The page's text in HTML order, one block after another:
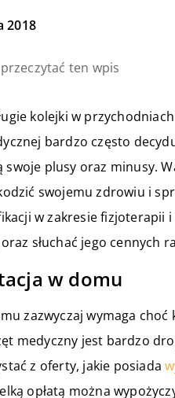
2018
ten wpis
kolejki w
bardzo często
swoje plusy oraz minusy.
swojemu zdrowiu i
w zakresie fizjoterapii
słuchać jego cennych
w domu
zazwyczaj wymaga
medyczny jest bardzo
z oferty, jakie posiada
opłatą można